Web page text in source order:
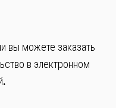
вы можете заказать
в электронном
.